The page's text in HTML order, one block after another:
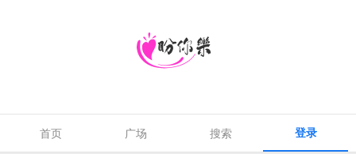
首页 广场 搜索 登录